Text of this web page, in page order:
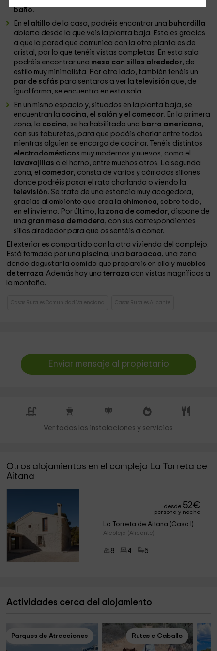
baño.
En el altillo de la casa, podréis encontrar una buhardilla
abierta desde la que veis la planta baja. Esto es gracias
a que la pared que comunica con la otra planta es de
cristal, por lo que tenéis vistas completas. En esta sala
podréis encontrar una mesa con sillas alrededor, de
estilo muy minimalista. Por otro lado, también tenéis un
par de sofás para sentaros a ver la televisión que, de
igual forma, se encuentra en esta sala.
En un mismo espacio y, situados en la planta baja, se
encuentran la cocina, el salón y el comedor. En la primera
zona, la cocina, se ha habilitado una barra americana,
con sus taburetes, para que podáis charlar entre todos
mientras alguien se encarga de cocinar. Tenéis distintos
electrodomésticos muy modernos y nuevos, como el
lavavajillas o el horno, entre muchos otros. La segunda
zona, el comedor, consta de varios y cómodos sillones
donde podréis pasar el rato charlando o viendo la
televisión. Se trata de una estancia muy acogedora,
gracias al ambiente que crea la chimenea, sobre todo,
en el invierno. Por último, la zona de comedor, dispone de
una gran mesa de madera, con sus correspondientes
sillas alrededor para que os sentéis a comer.
El exterior es compartido con la otra vivienda del complejo.
Está formado por una piscina, una barbacoa, una zona
donde degustar la comida que preparéis en ella y muebles
de terraza. Además hay unaterraza con vistas magníficas a
la montaña.
Casas Rurales Comunidad Valenciana Casas Rurales Alicante
Enviar mensaje al propietario
Ver todas las instalaciones y servicios
Otros alojamientos en el complejo La Torreta de
Aitana
desde 52€
persona y noche
La Torreta de Aitana (Casa I)
Alcoleja (Alicante)
8 4 5
Actividades cerca del alojamiento
Parques de Atracciones Rutas a Caballo